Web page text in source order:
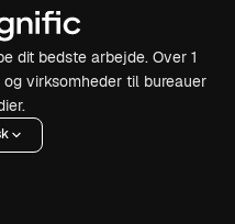
dit bedste arbejde. Over 1
virksomheder til bureauer